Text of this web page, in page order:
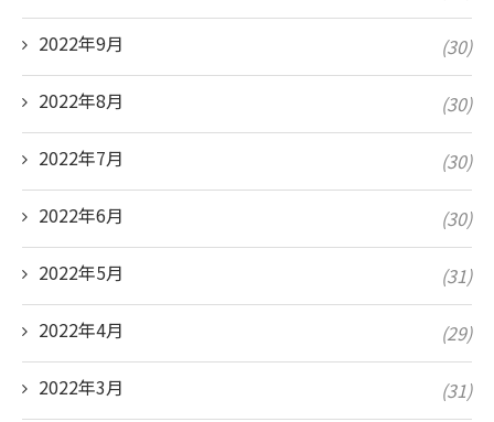
2022年9月 (30)
2022年8月 (30)
2022年7月 (30)
2022年6月 (30)
2022年5月 (31)
2022年4月 (29)
2022年3月 (31)